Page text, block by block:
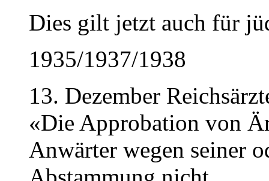
Dies gilt jetzt auch für
1935/1937/1938
13. Dezember
«Die Approbation von
Anwärter wegen seiner